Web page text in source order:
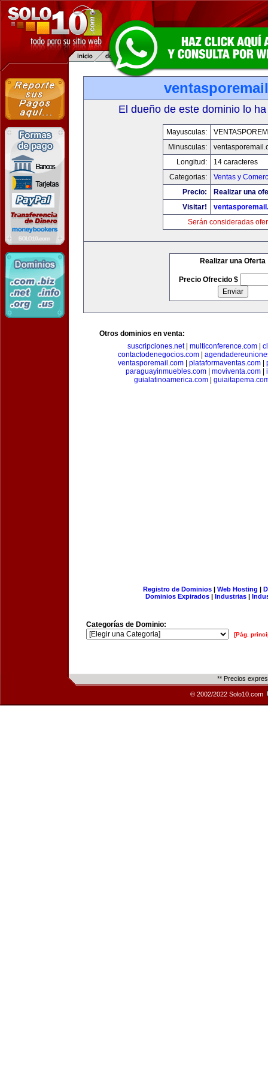
El dueño de este dominio lo
Mayusculas:
Minusculas:
Longitud:
14 caracteres
Categorias:
Ventas y
Precio:
Realizar una
Visitar!
Serán consideradas
Realizar una Oferta
Precio Ofrecido $
Otros dominios en venta:
suscripciones.net| multiconference.com|
contactodenegocios.com|
ventasporemail.com| plataformaventas.com|
paraguayinmuebles.com| moviventa.com|
guialatinoamerica.com
Registro de Dominios| Web Hosting |
Dominios Expirados | Industrias |
Categorías de Dominio:
[Pág.
** Precios
© 2002/2022 Solo10.com